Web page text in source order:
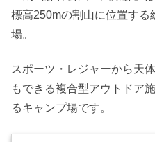
標高250mの割山に位置す
場。
スポーツ・レジャーから天
もできる複合型アウトドア
るキャンプ場です。